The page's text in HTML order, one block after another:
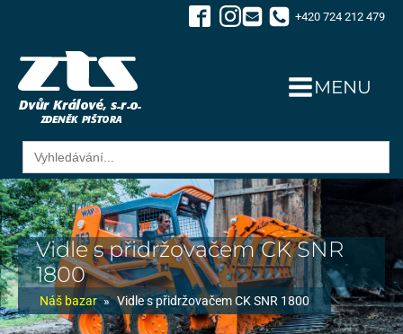
+420 724 212 479
MENU
Search
for:
Vidle s přidržovačem CK SNR
1800
Náš bazar » Vidle s přidržovačem CK SNR 1800